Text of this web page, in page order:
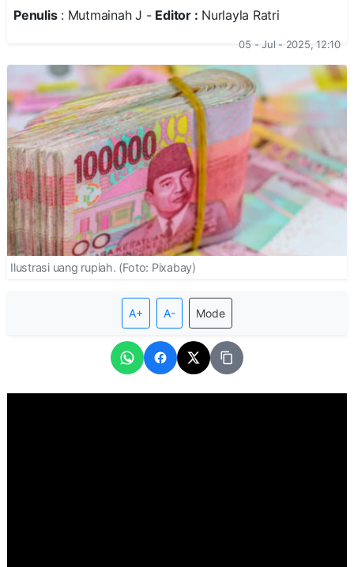
Penulis: Mutmainah J - Editor : Nurlayla Ratri
05 - Jul - 2025, 12:10
Ilustrasi uang rupiah. (Foto: Pixabay)
A+ A- Mode